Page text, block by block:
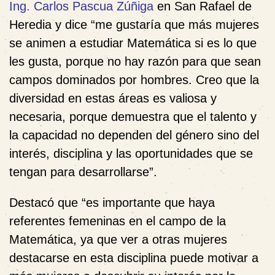
Ing. Carlos Pascua Zúñiga en San Rafael de
Heredia y dice “me gustaría que más mujeres
se animen a estudiar Matemática si es lo que
les gusta, porque no hay razón para que sean
campos dominados por hombres. Creo que la
diversidad en estas áreas es valiosa y
necesaria, porque demuestra que el talento y
la capacidad no dependen del género sino del
interés, disciplina y las oportunidades que se
tengan para desarrollarse”.
Destacó que “es importante que haya
referentes femeninas en el campo de la
Matemática, ya que ver a otras mujeres
destacarse en esta disciplina puede motivar a